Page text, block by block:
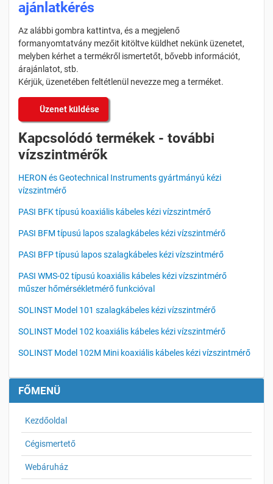
FŐMENÜ
Kezdőoldal
Cégismertető
Webáruház
ajánlatkérés
Az alábbi gombra kattintva, és a megjelenő
formanyomtatvány mezőit kitöltve küldhet nekünk üzenetet,
melyben kérhet a termékről ismertetőt, bővebb információt,
árajánlatot, stb.
Kérjük, üzenetében feltétlenül nevezze meg a terméket.
Üzenet küldése
Kapcsolódó termékek - további
vízszintmérők
HERON és Geotechnical Instruments gyártmányú kézi
vízszintmérő
PASI BFK típusú koaxiális kábeles kézi vízszintmérő
PASI BFM típusú lapos szalagkábeles kézi vízszintmérő
PASI BFP típusú lapos szalagkábeles kézi vízszintmérő
PASI WMS-02 típusú koaxiális kábeles kézi vízszintmérő
műszer hőmérsékletmérő funkcióval
SOLINST Model 101 szalagkábeles kézi vízszintmérő
SOLINST Model 102 koaxiális kábeles kézi vízszintmérő
SOLINST Model 102M Mini koaxiális kábeles kézi vízszintmérő